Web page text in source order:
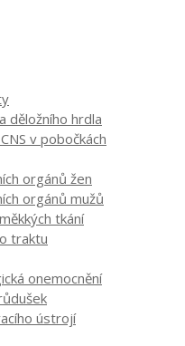
děložního hrdla
v pobočkách
orgánů žen
orgánů mužů
tkání
traktu
onemocnění
ústrojí